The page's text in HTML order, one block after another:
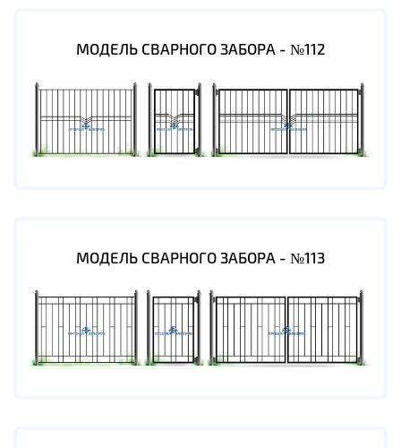
МОДЕЛЬ СВАРНОГО ЗАБОРА - №112
МОДЕЛЬ СВАРНОГО ЗАБОРА - №113